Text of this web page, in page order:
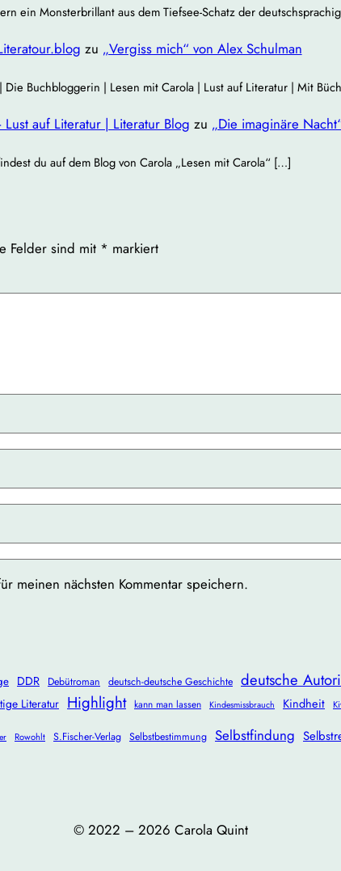
ein Monsterbrillant aus dem Tiefsee‐Schatz der
zu „Vergiss mich“ von Alex Schulman
Buchbloggerin | Lesen mit Carola | Lust auf Literatur | Mit
auf Literatur | Literatur Blog zu „Die imaginäre
du auf dem Blog von Carola „Lesen mit Carola“ […]
Felder sind mit * markiert
meinen nächsten Kommentar speichern.
DDR Debütroman deutsch-deutsche Geschichte deutsche
Literatur Highlight kann man lassen Kindesmissbrauch Kindheit
Rowohlt S.Fischer-Verlag Selbstbestimmung Selbstfindung
©️ 2022 – 2026 Carola Quint